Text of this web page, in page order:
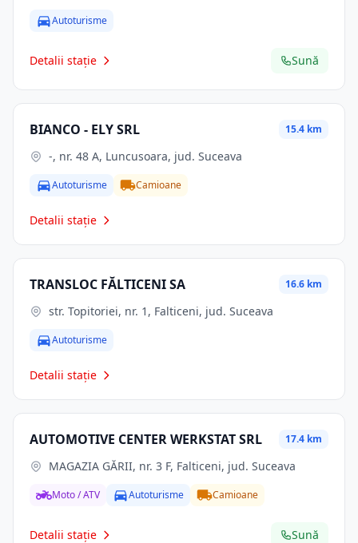
Autoturisme
Detalii stație Sună
BIANCO - ELY SRL 15.4 km
-, nr. 48 A, Luncusoara, jud. Suceava
Autoturisme Camioane
Detalii stație
TRANSLOC FĂLTICENI SA 16.6 km
str. Topitoriei, nr. 1, Falticeni, jud. Suceava
Autoturisme
Detalii stație
AUTOMOTIVE CENTER WERKSTAT SRL 17.4 km
MAGAZIA GĂRII, nr. 3 F, Falticeni, jud. Suceava
Moto / ATV Autoturisme Camioane
Detalii stație Sună